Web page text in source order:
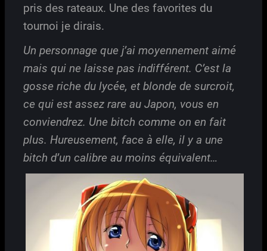
pris des rateaux. Une des favorites du
tournoi je dirais.
Un personnage que j’ai moyennement aimé
mais qui ne laisse pas indifférent. C’est la
gosse riche du lycée, et blonde de surcroit,
ce qui est assez rare au Japon, vous en
conviendrez. Une bitch comme on en fait
plus. Hureusement, face à elle, il y a une
bitch d’un calibre au moins équivalent…